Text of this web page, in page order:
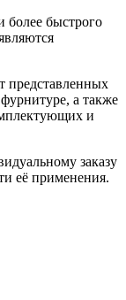
более быстрого
представленных
а также
и
заказу
её применения.